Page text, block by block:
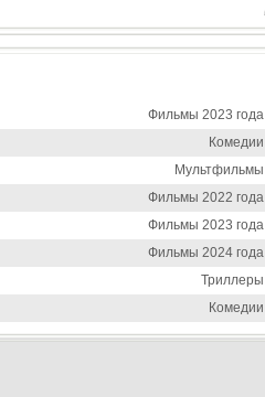
Фильмы 2023 года
Комедии
Мультфильмы
Фильмы 2022 года
Фильмы 2023 года
Фильмы 2024 года
Триллеры
Комедии